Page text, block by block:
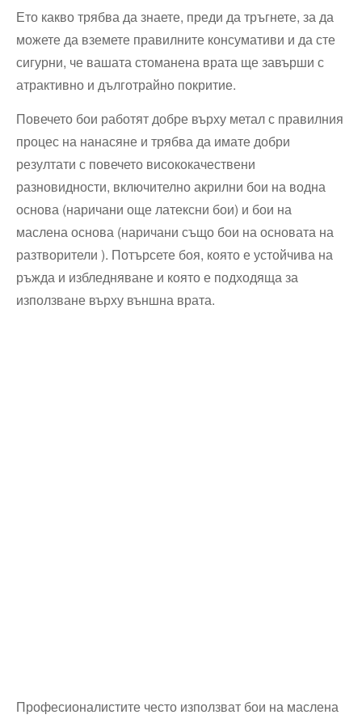
Ето какво трябва да знаете, преди да тръгнете, за да
можете да вземете правилните консумативи и да сте
сигурни, че вашата стоманена врата ще завърши с
атрактивно и дълготрайно покритие.
Повечето бои работят добре върху метал с правилния
процес на нанасяне и трябва да имате добри
резултати с повечето висококачествени
разновидности, включително акрилни бои на водна
основа (наричани още латексни бои) и бои на
маслена основа (наричани също бои на основата на
разтворители ). Потърсете боя, която е устойчива на
ръжда и избледняване и която е подходяща за
използване върху външна врата.
Професионалистите често използват бои на маслена